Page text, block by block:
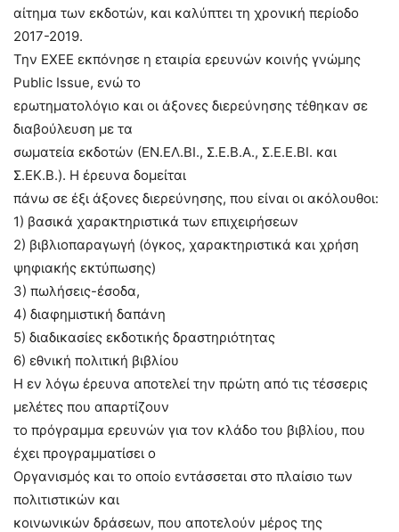
αίτημα των εκδοτών, και καλύπτει τη χρονική περίοδο
2017-2019.
Την ΕΧΕΕ εκπόνησε η εταιρία ερευνών κοινής γνώμης
Public Issue, ενώ το
ερωτηματολόγιο και οι άξονες διερεύνησης τέθηκαν σε
διαβούλευση με τα
σωματεία εκδοτών (ΕΝ.ΕΛ.ΒΙ., Σ.Ε.Β.Α., Σ.Ε.Ε.ΒΙ. και
Σ.ΕΚ.Β.). Η έρευνα δομείται
πάνω σε έξι άξονες διερεύνησης, που είναι οι ακόλουθοι:
1) βασικά χαρακτηριστικά των επιχειρήσεων
2) βιβλιοπαραγωγή (όγκος, χαρακτηριστικά και χρήση
ψηφιακής εκτύπωσης)
3) πωλήσεις-έσοδα,
4) διαφημιστική δαπάνη
5) διαδικασίες εκδοτικής δραστηριότητας
6) εθνική πολιτική βιβλίου
Η εν λόγω έρευνα αποτελεί την πρώτη από τις τέσσερις
μελέτες που απαρτίζουν
το πρόγραμμα ερευνών για τον κλάδο του βιβλίου, που
έχει προγραμματίσει ο
Οργανισμός και το οποίο εντάσσεται στο πλαίσιο των
πολιτιστικών και
κοινωνικών δράσεων, που αποτελούν μέρος της